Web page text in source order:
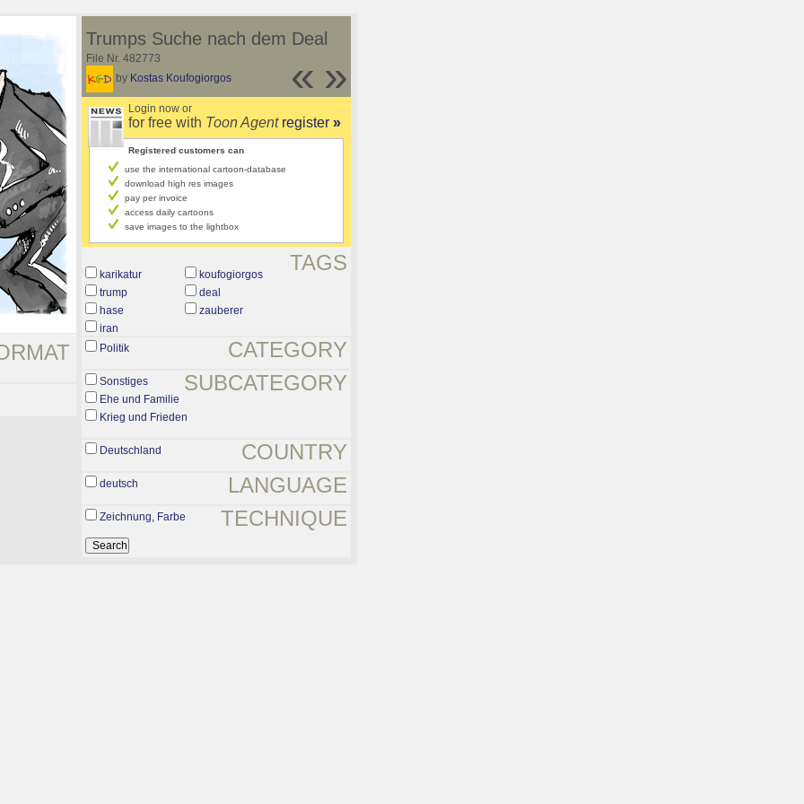
»
«
Trumps Suche nach dem Deal
File Nr. 482773
by Kostas Koufogiorgos
Login now or
for free with Toon Agent register »
Registered customers can
use the international cartoon-database
download high res images
pay per invoice
access daily cartoons
save images to the lightbox
TAGS
karikatur
koufogiorgos
trump
deal
hase
zauberer
iran
CATEGORY
Politik
SUBCATEGORY
Sonstiges
Ehe und Familie
Krieg und Frieden
COUNTRY
Deutschland
LANGUAGE
deutsch
TECHNIQUE
Zeichnung, Farbe